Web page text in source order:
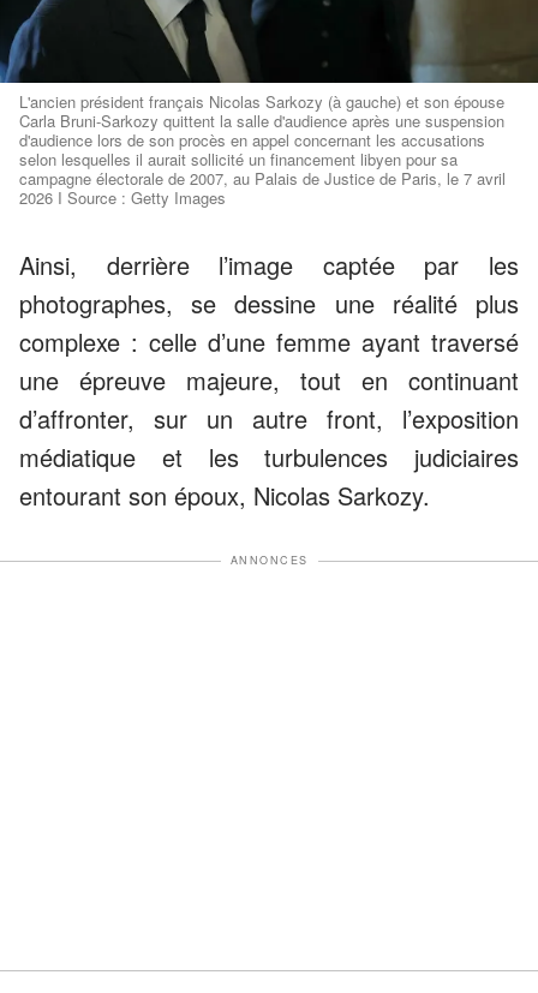
L'ancien président français Nicolas Sarkozy (à gauche) et son épouse
Carla Bruni-Sarkozy quittent la salle d'audience après une suspension
d'audience lors de son procès en appel concernant les accusations
selon lesquelles il aurait sollicité un financement libyen pour sa
campagne électorale de 2007, au Palais de Justice de Paris, le 7 avril
2026 I Source : Getty Images
Ainsi, derrière l’image captée par les
photographes, se dessine une réalité plus
complexe : celle d’une femme ayant traversé
une épreuve majeure, tout en continuant
d’affronter, sur un autre front, l’exposition
médiatique et les turbulences judiciaires
entourant son époux, Nicolas Sarkozy.
ANNONCES